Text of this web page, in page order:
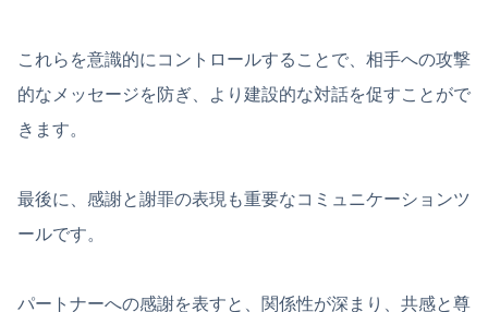
これらを意識的にコントロールすることで、相手への攻撃
的なメッセージを防ぎ、より建設的な対話を促すことがで
きます。
最後に、感謝と謝罪の表現も重要なコミュニケーションツ
ールです。
パートナーへの感謝を表すと、関係性が深まり、共感と尊